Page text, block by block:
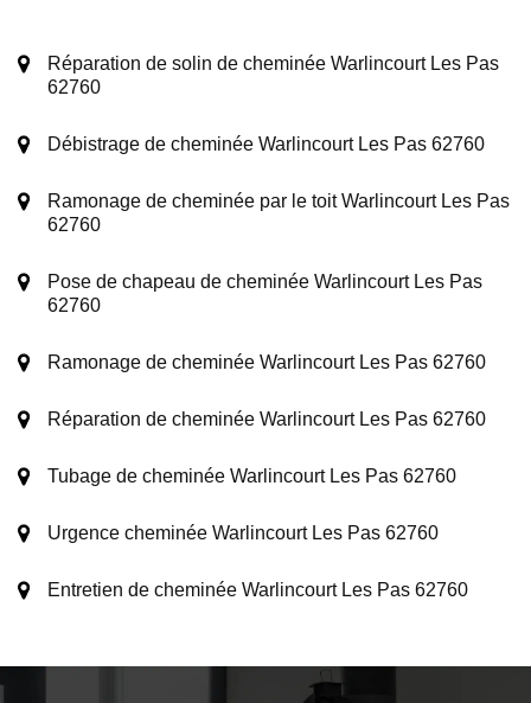
Réparation de solin de cheminée Warlincourt Les Pas
62760
Débistrage de cheminée Warlincourt Les Pas 62760
Ramonage de cheminée par le toit Warlincourt Les Pas
62760
Pose de chapeau de cheminée Warlincourt Les Pas
62760
Ramonage de cheminée Warlincourt Les Pas 62760
Réparation de cheminée Warlincourt Les Pas 62760
Tubage de cheminée Warlincourt Les Pas 62760
Urgence cheminée Warlincourt Les Pas 62760
Entretien de cheminée Warlincourt Les Pas 62760